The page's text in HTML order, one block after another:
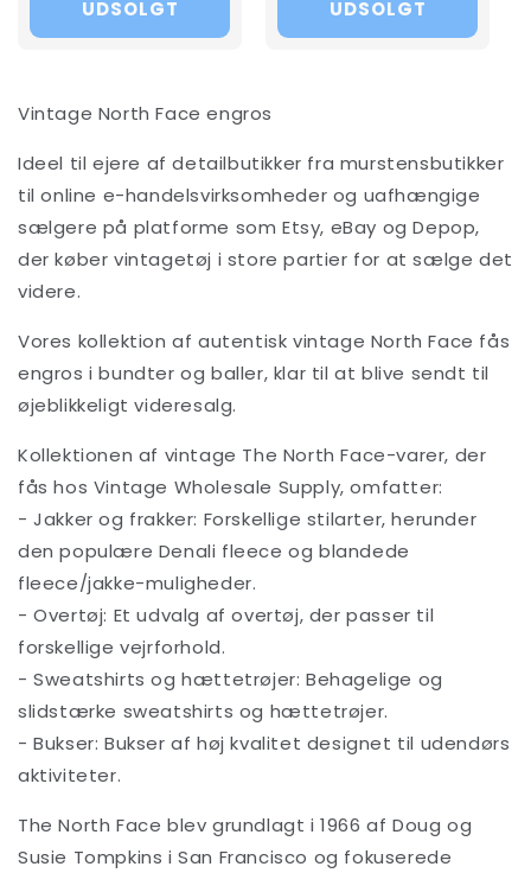
UDSOLGT UDSOLGT
Vintage North Face engros
Ideel til ejere af detailbutikker fra murstensbutikker
til online e-handelsvirksomheder og uafhængige
sælgere på platforme som Etsy, eBay og Depop,
der køber vintagetøj i store partier for at sælge det
videre.
Vores kollektion af autentisk vintage North Face fås
engros i bundter og baller, klar til at blive sendt til
øjeblikkeligt videresalg.
Kollektionen af vintage The North Face-varer, der
fås hos Vintage Wholesale Supply, omfatter:
- Jakker og frakker: Forskellige stilarter, herunder
den populære Denali fleece og blandede
fleece/jakke-muligheder.
- Overtøj: Et udvalg af overtøj, der passer til
forskellige vejrforhold.
- Sweatshirts og hættetrøjer: Behagelige og
slidstærke sweatshirts og hættetrøjer.
- Bukser: Bukser af høj kvalitet designet til udendørs
aktiviteter.
The North Face blev grundlagt i 1966 af Doug og
Susie Tompkins i San Francisco og fokuserede